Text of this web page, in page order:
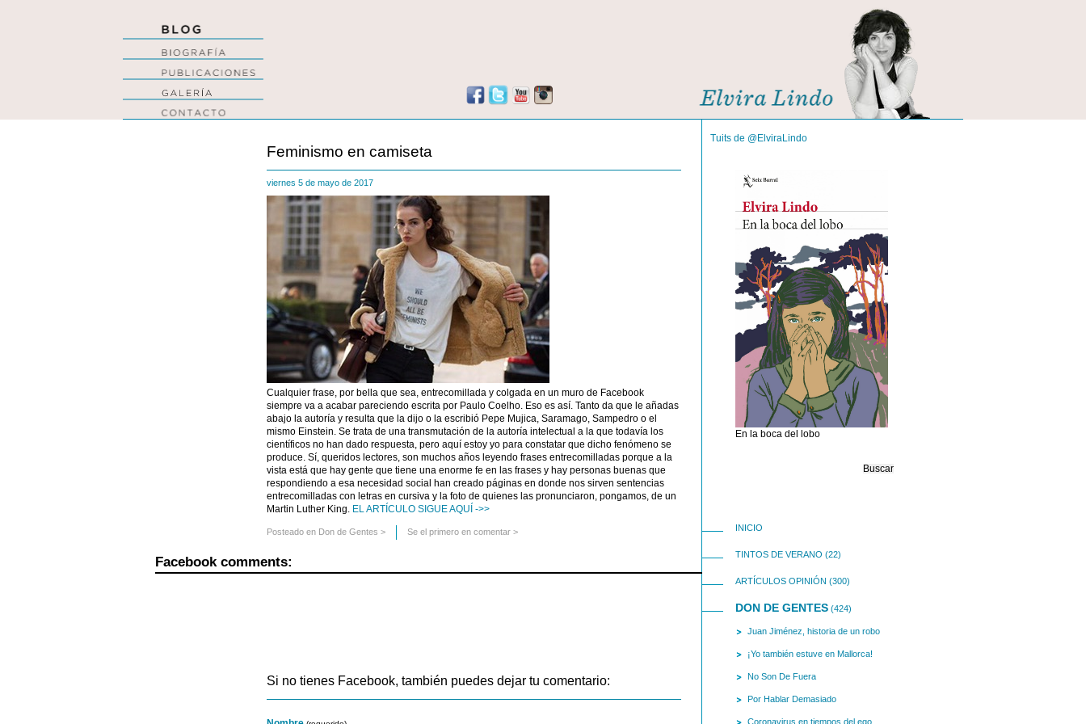
Feminismo en camiseta
viernes 5 de mayo de 2017
Cualquier frase, por bella que sea, entrecomillada y colgada en un muro de Facebook
siempre va a acabar pareciendo escrita por Paulo Coelho. Eso es así. Tanto da que le añadas
abajo la autoría y resulta que la dijo o la escribió Pepe Mujica, Saramago, Sampedro o el
mismo Einstein. Se trata de una transmutación de la autoría intelectual a la que todavía los
científicos no han dado respuesta, pero aquí estoy yo para constatar que dicho fenómeno se
produce. Sí, queridos lectores, son muchos años leyendo frases entrecomilladas porque a la
vista está que hay gente que tiene una enorme fe en las frases y hay personas buenas que
respondiendo a esa necesidad social han creado páginas en donde nos sirven sentencias
entrecomilladas con letras en cursiva y la foto de quienes las pronunciaron, pongamos, de un
Martin Luther King. EL ARTÍCULO SIGUE AQUÍ ->>
Posteado en Don de Gentes > Se el primero en comentar >
Facebook comments:
Si no tienes Facebook, también puedes dejar tu comentario:
Tuits de @ElviraLindo
En la boca del lobo
INICIO
TINTOS DE VERANO (22)
ARTÍCULOS OPINIÓN (300)
DON DE GENTES (424)
Juan Jiménez, historia de un robo
¡Yo también estuve en Mallorca!
No Son De Fuera
Por Hablar Demasiado
Coronavirus en tiempos del ego